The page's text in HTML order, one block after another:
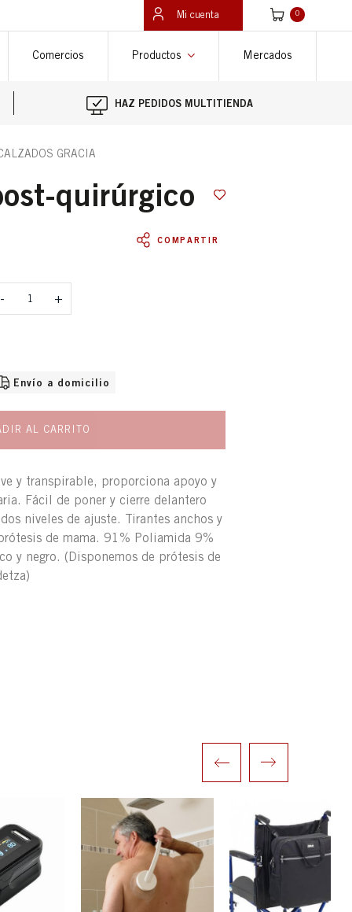
Mi cuenta Ver carrito
0
Comercios Productos Mercados
HAZ PEDIDOS MULTITIENDA
GRACIA
quirúrgico
COMPARTIR
- +
Envío a domicilio
AL CARRITO
y transpirable, proporciona apoyo y
Fácil de poner y cierre delantero
niveles de ajuste. Tirantes anchos y
de mama. 91% Poliamida 9%
y negro. (Disponemos de prótesis de